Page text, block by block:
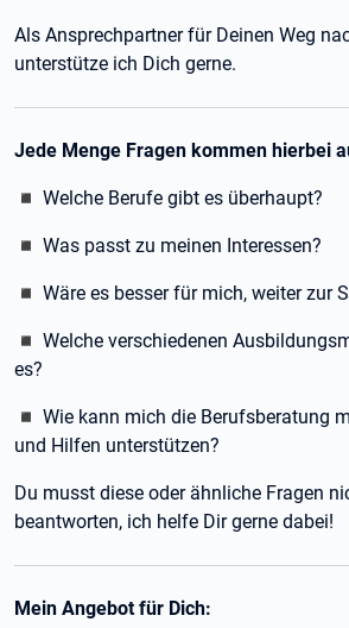
Als Ansprechpartner für Deinen Weg
unterstütze ich Dich gerne.
Jede Menge Fragen kommen hierbei
◾ Welche Berufe gibt es überhaupt?
◾ Was passt zu meinen Interessen?
◾ Wäre es besser für mich, weiter zur
◾ Welche verschiedenen
es?
◾ Wie kann mich die Berufsberatung
und Hilfen unterstützen?
Du musst diese oder ähnliche Fragen
beantworten, ich helfe Dir gerne dabei!
Mein Angebot für Dich: